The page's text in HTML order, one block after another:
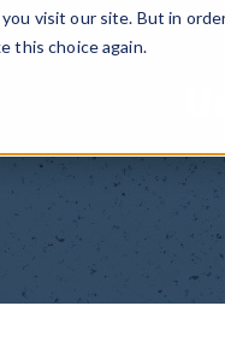
visit our site. But in
this choice again.